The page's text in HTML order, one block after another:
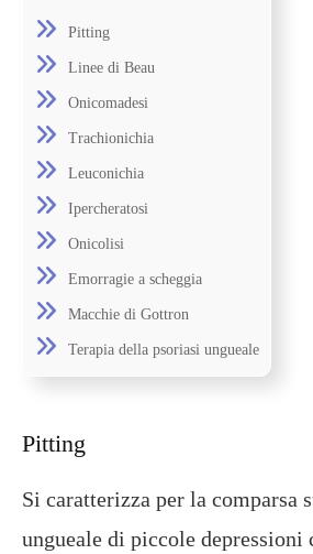
Pitting
Linee di Beau
Onicomadesi
Trachionichia
Leuconichia
Ipercheratosi
Onicolisi
Emorragie a scheggia
Macchie di Gottron
Terapia della psoriasi ungueale
Pitting
Si caratterizza per la comparsa
ungueale di piccole